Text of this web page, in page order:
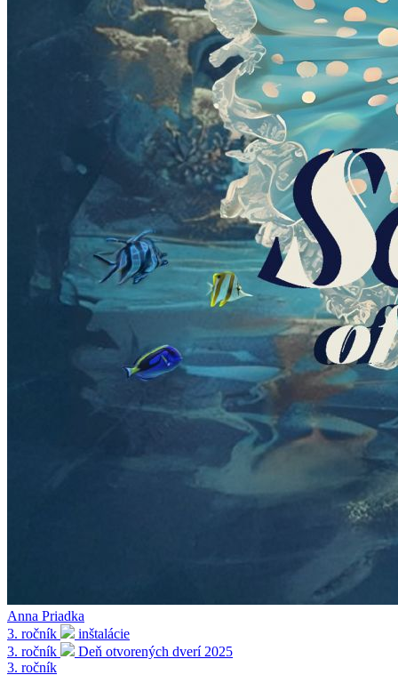
Anna Priadka
3. ročník
inštalácie
3. ročník
Deň otvorených dverí 2025
3. ročník